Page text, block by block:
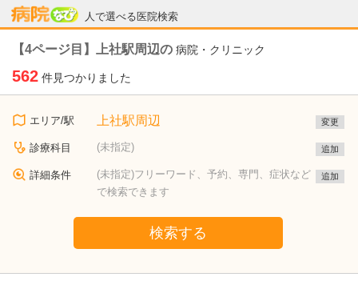
人で選べる医院検索
病院なび
【4ページ目】上社駅周辺の 病院・クリニック
562 件見つかりました
エリア/駅 上社駅周辺 変更
診療科目 (未指定) 追加
詳細条件
(未指定)フリーワード、予約、専門、症状など
で検索できます
追加
検索する